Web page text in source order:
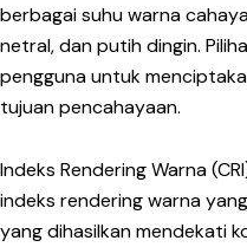
berbagai suhu warna
netral, dan putih dingin.
pengguna untuk
tujuan pencahayaan.
Indeks Rendering Warna
indeks rendering warna
yang dihasilkan mendekati